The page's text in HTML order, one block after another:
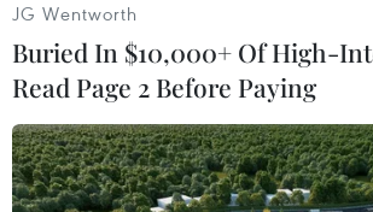
JG Wentworth
Buried In $10,000+ Of High-
Read Page 2 Before Paying